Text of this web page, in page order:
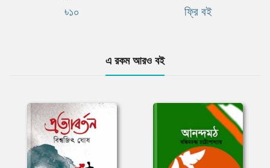
৳১০ ফ্রি বই
এ রকম আরও বই